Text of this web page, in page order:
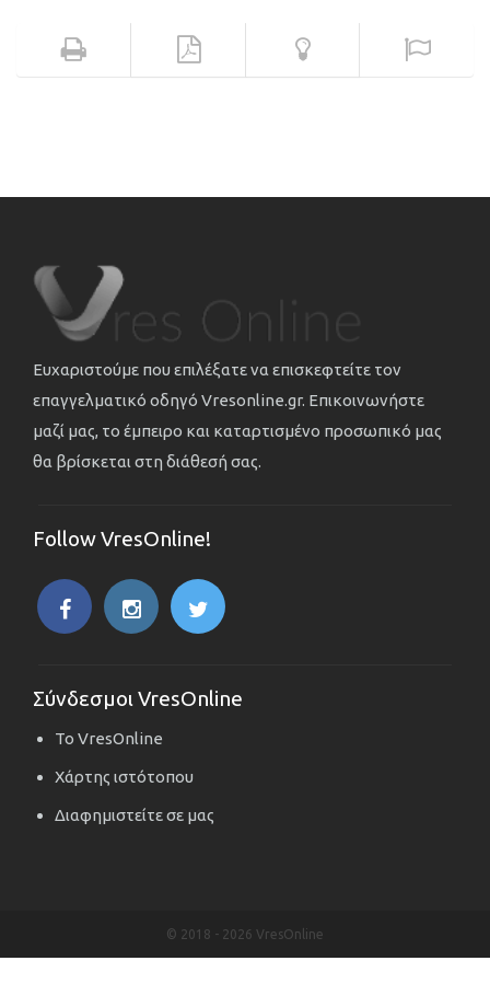
Ευχαριστούμε που επιλέξατε να επισκεφτείτε τον
επαγγελματικό οδηγό Vresonline.gr. Επικοινωνήστε
μαζί μας, το έμπειρο και καταρτισμένο προσωπικό μας
θα βρίσκεται στη διάθεσή σας.
Follow VresOnline!
Σύνδεσμοι VresOnline
Το VresOnline
Χάρτης ιστότοπου
Διαφημιστείτε σε μας
© 2018 - 2026 VresOnline